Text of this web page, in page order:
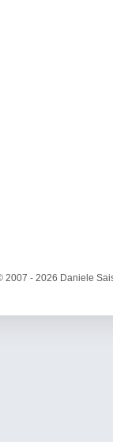
2007 - 2026 Daniele